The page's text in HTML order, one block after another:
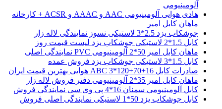
آلومینیومی
هادی هوایی آلومینیومی AAC و AAAC و ACSR + کارخانه
ماهان کابل امیر
جوشکاب یزد 2.5*3 لاستیکی نسوز نمایندگی لاله زار
کابل 1.5*2 لاستیکی جوشکاب یزد لیست قیمت روز
ماهان کابل امیر 50*2 آلومینیومی PVC نمایندگی اصلی
کابل 1.5*3 لاستیکی جوشکاب یزد فروش عمده
صادرات کابل 16+70+120*3 ABC هوایی بهترین قیمت ایران
ماهان کابل امیر 35*2 آلومینیومی دفتر فروش لاله زار
کابل آلومینیومی سمنان 16*4 پی وی سی نمایندگی فروش
کابل جوشکاب یزد 50*1 لاستیکی نمایندگی اصلی فروش